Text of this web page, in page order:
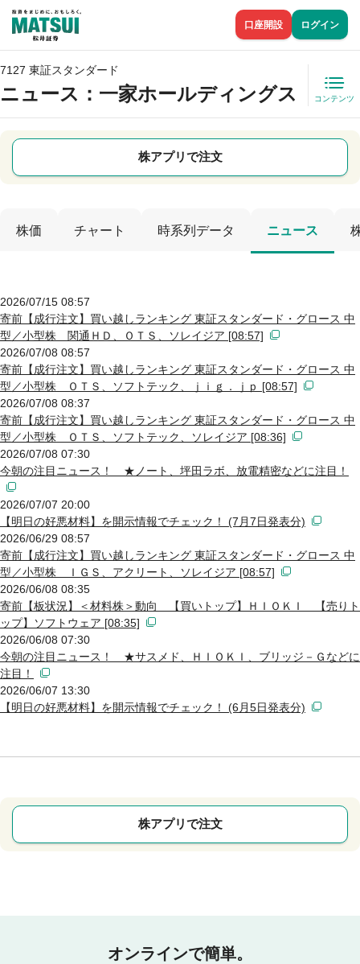
口座開設 ログイン
7127 東証スタンダード
ニュース ：一家ホールディングス コンテンツ
株アプリで注文
株価 チャート 時系列データ ニュース
2026/07/15 08:57
寄前【成行注文】買い越しランキング 東証スタンダード・グロース 中
型／小型株 関通ＨＤ、ＯＴＳ、ソレイジア [08:57]
2026/07/08 08:57
寄前【成行注文】買い越しランキング 東証スタンダード・グロース 中
型／小型株 ＯＴＳ、ソフトテック、ｊｉｇ．ｊｐ [08:57]
2026/07/08 08:37
寄前【成行注文】買い越しランキング 東証スタンダード・グロース 中
型／小型株 ＯＴＳ、ソフトテック、ソレイジア [08:36]
2026/07/08 07:30
今朝の注目ニュース！ ★ノート、坪田ラボ、放電精密などに注目！
2026/07/07 20:00
【明日の好悪材料】を開示情報でチェック！ (7月7日発表分)
2026/06/29 08:57
寄前【成行注文】買い越しランキング 東証スタンダード・グロース 中
型／小型株 ＩＧＳ、アクリート、ソレイジア [08:57]
2026/06/08 08:35
寄前【板状況】＜材料株＞動向 【買いトップ】ＨＩＯＫＩ 【売りト
ップ】ソフトウェア [08:35]
2026/06/08 07:30
今朝の注目ニュース！ ★サスメド、ＨＩＯＫＩ、ブリッジ－Ｇなどに
注目！
2026/06/07 13:30
【明日の好悪材料】を開示情報でチェック！ (6月5日発表分)
株アプリで注文
オンラインで簡単。